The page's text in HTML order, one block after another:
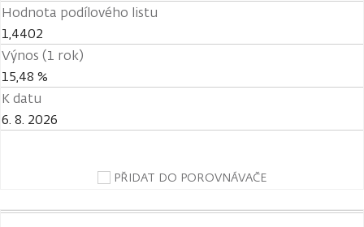
Hodnota podílového listu
1,4402
Výnos (1 rok)
15,48 %
K datu
6. 8. 2026
PŘIDAT DO POROVNÁVAČE